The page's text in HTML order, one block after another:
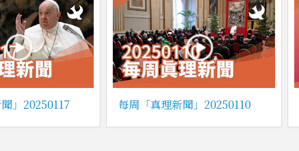
」20250117 每周「真理新聞」20250110